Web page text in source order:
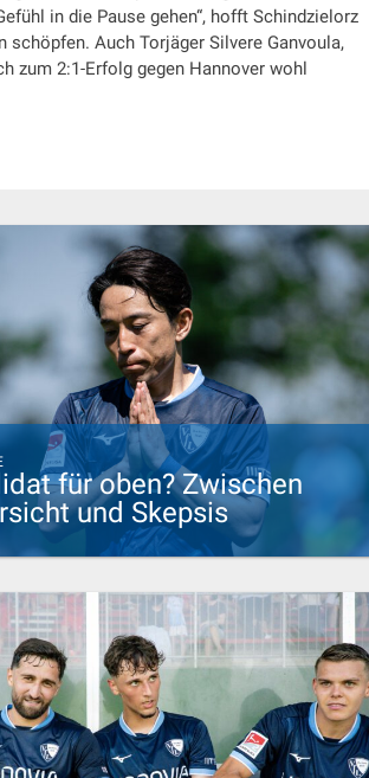
in die Pause gehen“, hofft Schindzielorz
Auch Torjäger Silvere Ganvoula,
zum 2:1-Erfolg gegen Hannover wohl
für oben? Zwischen
und Skepsis